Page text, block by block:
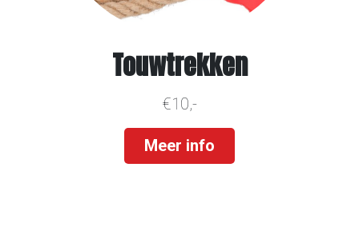
Touwtrekken
€10,-
Meer info